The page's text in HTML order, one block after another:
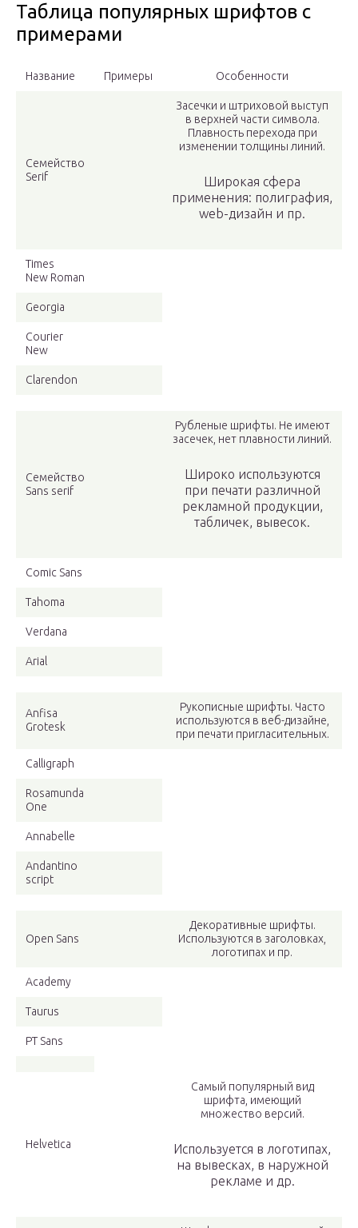
Таблица популярных шрифтов с
примерами
Название Примеры Особенности
Семейство
Serif
Засечки и штриховой выступ
в верхней части символа.
Плавность перехода при
изменении толщины линий.
Широкая сфера
применения: полиграфия,
web-дизайн и пр.
Times
New Roman
Georgia
Courier
New
Clarendon
Семейство
Sans serif
Рубленые шрифты. Не имеют
засечек, нет плавности линий.
Широко используются
при печати различной
рекламной продукции,
табличек, вывесок.
Comic Sans
Tahoma
Verdana
Arial
Anfisa
Grotesk
Рукописные шрифты. Часто
используются в веб-дизайне,
при печати пригласительных.
Calligraph
Rosamunda
One
Annabelle
Andantino
script
Open Sans
Декоративные шрифты.
Используются в заголовках,
логотипах и пр.
Academy
Taurus
PT Sans
Helvetica
Самый популярный вид
шрифта, имеющий
множество версий.
Используется в логотипах,
на вывесках, в наружной
рекламе и др.